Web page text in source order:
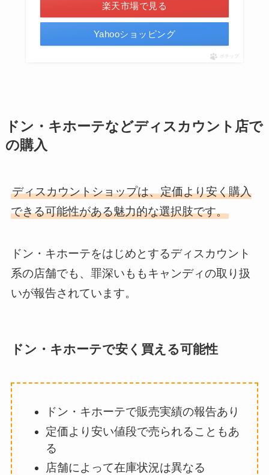
楽天市場で見る
Yahooショッピング
ポチップ
ドン・キホーテなどディスカウント店で
の購入
ディスカウントショップは、定価より安く購入
できる可能性がある魅力的な選択肢です。
ドン・キホーテをはじめとするディスカウント
系の店舗でも、罪深いももキャンディの取り扱
いが報告されています。
ドン・キホーテで安く買える可能性
ドン・キホーテで販売実績の報告あり
定価より安い値段で売られることもあ
る
店舗によって在庫状況は異なる